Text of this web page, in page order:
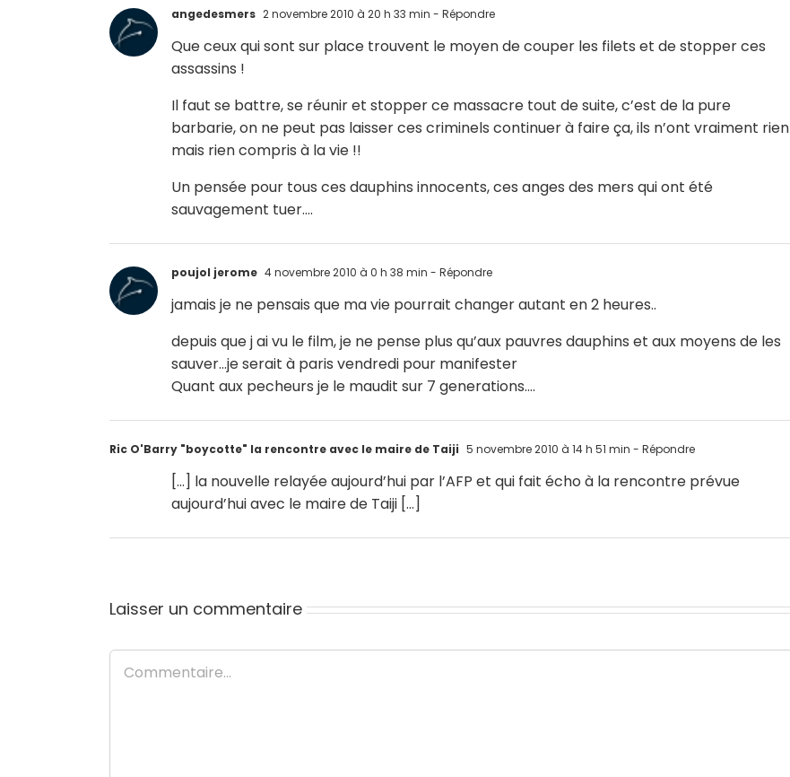
angedesmers 2 novembre 2010 à 20 h 33 min - Répondre
Que ceux qui sont sur place trouvent le moyen de couper les filets et de stopper ces
assassins !
Il faut se battre, se réunir et stopper ce massacre tout de suite, c’est de la pure
barbarie, on ne peut pas laisser ces criminels continuer à faire ça, ils n’ont vraiment rien
mais rien compris à la vie !!
Un pensée pour tous ces dauphins innocents, ces anges des mers qui ont été
sauvagement tuer….
poujol jerome 4 novembre 2010 à 0 h 38 min - Répondre
jamais je ne pensais que ma vie pourrait changer autant en 2 heures..
depuis que j ai vu le film, je ne pense plus qu’aux pauvres dauphins et aux moyens de les
sauver…je serait à paris vendredi pour manifester
Quant aux pecheurs je le maudit sur 7 generations….
Ric O'Barry "boycotte" la rencontre avec le maire de Taiji 5 novembre 2010 à 14 h 51 min - Répondre
[…] la nouvelle relayée aujourd’hui par l’AFP et qui fait écho à la rencontre prévue
aujourd’hui avec le maire de Taiji […]
Laisser un commentaire
Commentaire